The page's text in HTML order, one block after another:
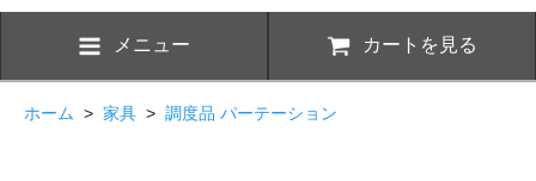
メニュー カートを見る
ホーム > 家具 > 調度品 パーテーション